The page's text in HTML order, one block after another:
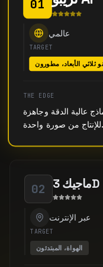
01
عالمي
TARGET
ثلاثي الأبعاد، مطورون
THE EDGE
عالية الدقة وجاهزة
للإنتاج من صورة واحدة.
02 ماجيك 3D
عبر الإنترنت
TARGET
الهواة، المبتدئون